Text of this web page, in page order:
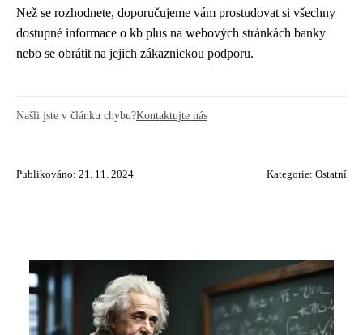
Než se rozhodnete, doporučujeme vám prostudovat si všechny
dostupné informace o kb plus na webových stránkách banky
nebo se obrátit na jejich zákaznickou podporu.
Našli jste v článku chybu?Kontaktujte nás
Publikováno: 21. 11. 2024 Kategorie: Ostatní